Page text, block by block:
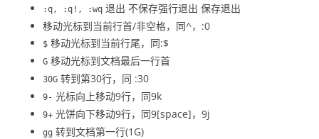
:q, :q!, :wq 退出 不保存强行退出 保存退出
移动光标到当前行首/非空格，同^，:0
$ 移动光标到当前行尾，同:$
G 移动光标到文档最后一行首
30G 转到第30行，同 :30
9- 光标向上移动9行，同9k
9+ 光饼向下移动9行，同9[space]，9j
gg 转到文档第一行(1G)